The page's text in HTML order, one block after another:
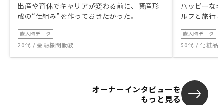
出産や育休でキャリアが変わる前に、資産形
成の“仕組み”を作っておきたかった。
購入時データ
20代 / 金融機関勤務
ハッピー
ルフと旅
購入時データ
50代 / 化粧
オーナーインタビューを
もっと見る